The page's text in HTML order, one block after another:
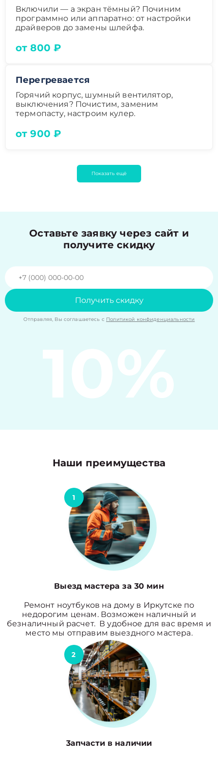
Включили — а экран тёмный? Починим
программно или аппаратно: от настройки
драйверов до замены шлейфа.
от 800 ₽
Перегревается
Горячий корпус, шумный вентилятор,
выключения? Почистим, заменим
термопасту, настроим кулер.
от 900 ₽
Показать ещё
Оставьте заявку через сайт и
получите скидку
Получить скидку
Отправляя, Вы соглашаетесь с Политикой конфиденциальности
10%
Наши преимущества
1
Выезд мастера за 30 мин
Ремонт ноутбуков на дому в Иркутске по
недорогим ценам. Возможен наличный и
безналичный расчет. В удобное для вас время и
место мы отправим выездного мастера.
2
3апчасти в наличии